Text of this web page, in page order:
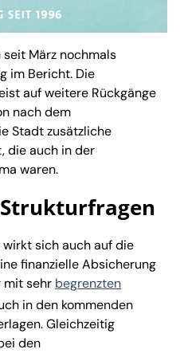
März nochmals
im Bericht. Die
auf weitere Rückgänge
nach dem
Stadt zusätzliche
die auch in der
waren.
wirkt sich auch auf die
finanzielle Absicherung
mit sehr begrenzten
in den kommenden
Gleichzeitig
den